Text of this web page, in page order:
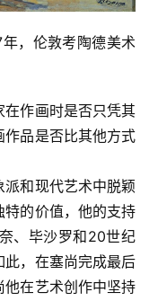
，伦敦考陶德美术
在作画时是否只凭其
品是否比其他方式
和现代艺术中脱颖
的价值，他的支持
、毕沙罗和20世纪
，在塞尚完成最后
他在艺术创作中坚持